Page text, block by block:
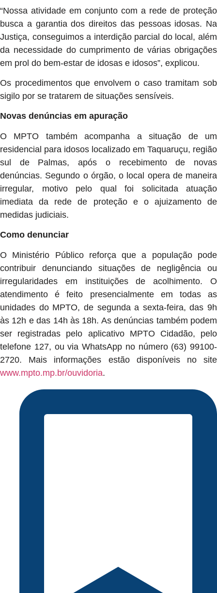
“Nossa atividade em conjunto com a rede de proteção
busca a garantia dos direitos das pessoas idosas. Na
Justiça, conseguimos a interdição parcial do local, além
da necessidade do cumprimento de várias obrigações
em prol do bem-estar de idosas e idosos”, explicou.
Os procedimentos que envolvem o caso tramitam sob
sigilo por se tratarem de situações sensíveis.
Novas denúncias em apuração
O MPTO também acompanha a situação de um
residencial para idosos localizado em Taquaruçu, região
sul de Palmas, após o recebimento de novas
denúncias. Segundo o órgão, o local opera de maneira
irregular, motivo pelo qual foi solicitada atuação
imediata da rede de proteção e o ajuizamento de
medidas judiciais.
Como denunciar
O Ministério Público reforça que a população pode
contribuir denunciando situações de negligência ou
irregularidades em instituições de acolhimento. O
atendimento é feito presencialmente em todas as
unidades do MPTO, de segunda a sexta-feira, das 9h
às 12h e das 14h às 18h. As denúncias também podem
ser registradas pelo aplicativo MPTO Cidadão, pelo
telefone 127, ou via WhatsApp no número (63) 99100-
2720. Mais informações estão disponíveis no site
www.mpto.mp.br/ouvidoria.